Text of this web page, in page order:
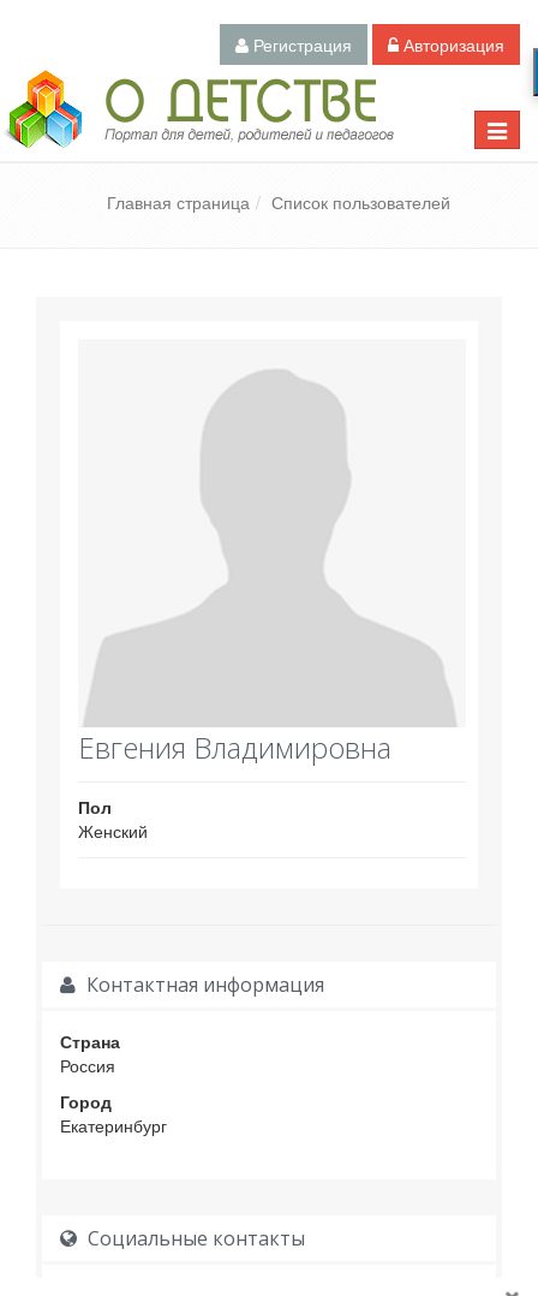
Регистрация Авторизация
Toggle
Педагогический портал «О детстве»
Главная страница Список пользователей
Евгения Владимировна
Пол
Женский
Контактная информация
Страна
Россия
Город
Екатеринбург
Социальные контакты